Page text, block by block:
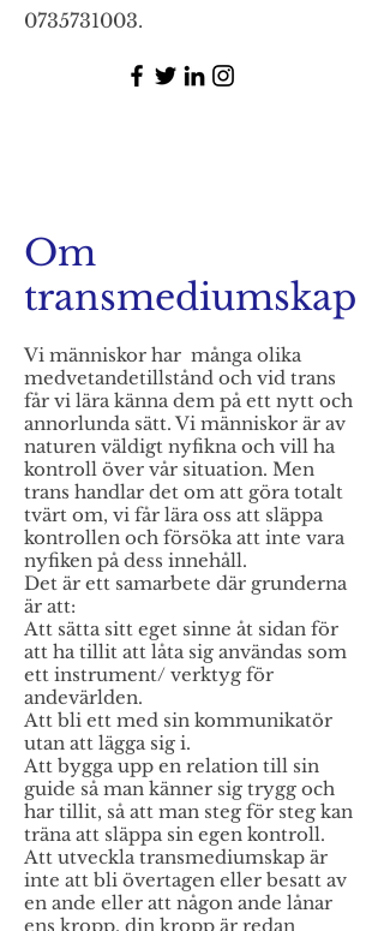
0735731003.
Om
transmediumskap
Vi människor har många olika
medvetandetillstånd och vid trans
får vi lära känna dem på ett nytt och
annorlunda sätt. Vi människor är av
naturen väldigt nyfikna och vill ha
kontroll över vår situation. Men
trans handlar det om att göra totalt
tvärt om, vi får lära oss att släppa
kontrollen och försöka att inte vara
nyfiken på dess innehåll.
Det är ett samarbete där grunderna
är att:
Att sätta sitt eget sinne åt sidan för
att ha tillit att låta sig användas som
ett instrument/ verktyg för
andevärlden.
Att bli ett med sin kommunikatör
utan att lägga sig i.
Att bygga upp en relation till sin
guide så man känner sig trygg och
har tillit, så att man steg för steg kan
träna att släppa sin egen kontroll.
Att utveckla transmediumskap är
inte att bli övertagen eller besatt av
en ande eller att någon ande lånar
ens kropp, din kropp är redan